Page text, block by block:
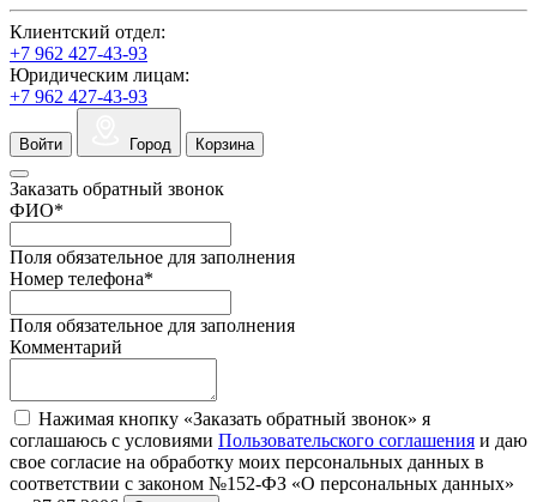
Клиентский отдел:
+7 962 427-43-93
Юридическим лицам:
+7 962 427-43-93
Войти Город Корзина
Заказать обратный звонок
ФИО*
Поля обязательное для заполнения
Номер телефона*
Поля обязательное для заполнения
Комментарий
Нажимая кнопку «Заказать обратный звонок» я
соглашаюсь с условиями Пользовательского соглашения и даю
свое согласие на обработку моих персональных данных в
соответствии с законом №152-ФЗ «О персональных данных»